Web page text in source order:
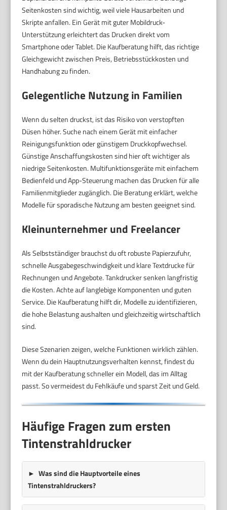
Seitenkosten sind wichtig, weil viele Hausarbeiten und
Skripte anfallen. Ein Gerät mit guter Mobildruck-
Unterstützung erleichtert das Drucken direkt vom
Smartphone oder Tablet. Die Kaufberatung hilft, das richtige
Gleichgewicht zwischen Preis, Betriebsstückkosten und
Handhabung zu finden.
Gelegentliche Nutzung in Familien
Wenn du selten druckst, ist das Risiko von verstopften
Düsen höher. Suche nach einem Gerät mit einfacher
Reinigungsfunktion oder günstigem Druckkopfwechsel.
Günstige Anschaffungskosten sind hier oft wichtiger als
niedrige Seitenkosten. Multifunktionsgeräte mit einfachem
Bedienfeld und App-Steuerung machen das Drucken für alle
Familienmitglieder zugänglich. Die Beratung erklärt, welche
Modelle für sporadische Nutzung am besten geeignet sind.
Kleinunternehmer und Freelancer
Als Selbstständiger brauchst du oft robuste Papierzufuhr,
schnelle Ausgabegeschwindigkeit und klare Textdrucke für
Rechnungen und Angebote. Tankdrucker senken langfristig
die Kosten. Achte auf langlebige Komponenten und guten
Service. Die Kaufberatung hilft dir, Modelle zu identifizieren,
die hohe Belastung aushalten und gleichzeitig wirtschaftlich
sind.
Diese Szenarien zeigen, welche Funktionen wirklich zählen.
Wenn du dein Hauptnutzungsverhalten kennst, findest du
mit der Kaufberatung schneller ein Modell, das im Alltag
passt. So vermeidest du Fehlkäufe und sparst Zeit und Geld.
Häufige Fragen zum ersten
Tintenstrahldrucker
Was sind die Hauptvorteile eines
Tintenstrahldruckers?